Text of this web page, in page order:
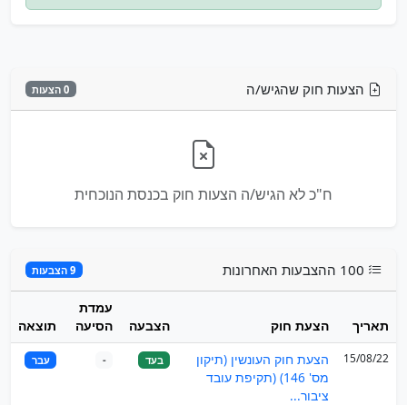
הצעות חוק שהגיש/ה 0 הצעות
ח"כ לא הגיש/ה הצעות חוק בכנסת הנוכחית
9 הצבעות
תאריך הצעת חוק הצבעה
עמדת
הסיעה
תוצאה
15/08/22
הצעת חוק העונשין (תיקון
מס' 146) (תקיפת עובד
ציבור...
בעד - עבר